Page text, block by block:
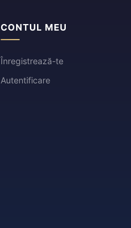
CONTUL MEU
Înregistrează-te
Autentificare